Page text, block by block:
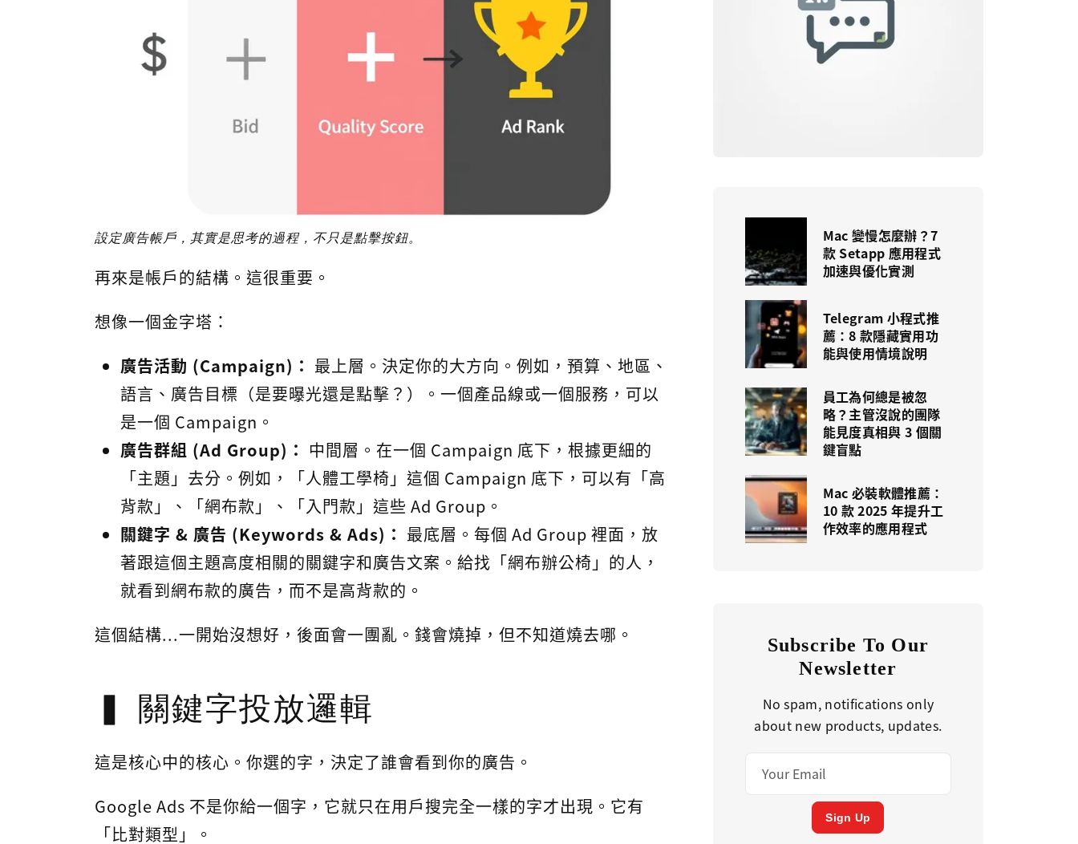
設定廣告帳戶，其實是思考的過程，不只是點擊按鈕。
再來是帳戶的結構。這很重要。
想像一個金字塔：
廣告活動 (Campaign)： 最上層。決定你的大方向。例如，預算、地區、
語言、廣告目標（是要曝光還是點擊？）。一個產品線或一個服務，可以
是一個 Campaign。
廣告群組 (Ad Group)： 中間層。在一個 Campaign 底下，根據更細的
「主題」去分。例如，「人體工學椅」這個 Campaign 底下，可以有「高
背款」、「網布款」、「入門款」這些 Ad Group。
關鍵字 & 廣告 (Keywords & Ads)： 最底層。每個 Ad Group 裡面，放
著跟這個主題高度相關的關鍵字和廣告文案。給找「網布辦公椅」的人，
就看到網布款的廣告，而不是高背款的。
這個結構...一開始沒想好，後面會一團亂。錢會燒掉，但不知道燒去哪。
關鍵字投放邏輯
這是核心中的核心。你選的字，決定了誰會看到你的廣告。
Google Ads 不是你給一個字，它就只在用戶搜完全一樣的字才出現。它有
「比對類型」。
Mac 變慢怎麼辦？7
款 Setapp 應用程式
加速與優化實測
Telegram 小程式推
薦：8 款隱藏實用功
能與使用情境說明
員工為何總是被忽
略？主管沒說的團隊
能見度真相與 3 個關
鍵盲點
Mac 必裝軟體推薦：
10 款 2025 年提升工
作效率的應用程式
Subscribe To Our
Newsletter
No spam, notifications only
about new products, updates.
Sign Up